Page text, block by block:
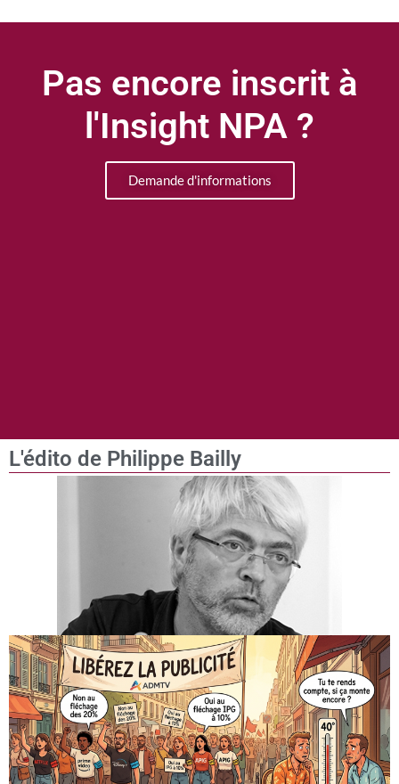
Pas encore inscrit à
l'Insight NPA ?
Demande d'informations
L'édito de Philippe Bailly